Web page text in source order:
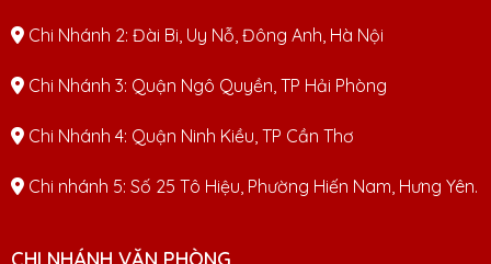
Chi Nhánh 2: Đài Bi, Uy Nỗ, Đông Anh, Hà Nội
Chi Nhánh 3: Quận Ngô Quyền, TP Hải Phòng
Chi Nhánh 4: Quận Ninh Kiều, TP Cần Thơ
Chi nhánh 5: Số 25 Tô Hiệu, Phường Hiến Nam, Hưng Yên.